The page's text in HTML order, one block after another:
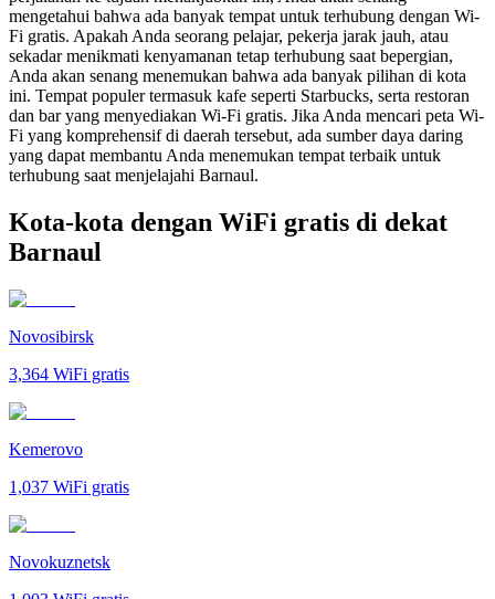
mengetahui bahwa ada banyak tempat untuk terhubung dengan Wi-
Fi gratis. Apakah Anda seorang pelajar, pekerja jarak jauh, atau
sekadar menikmati kenyamanan tetap terhubung saat bepergian,
Anda akan senang menemukan bahwa ada banyak pilihan di kota
ini. Tempat populer termasuk kafe seperti Starbucks, serta restoran
dan bar yang menyediakan Wi-Fi gratis. Jika Anda mencari peta Wi-
Fi yang komprehensif di daerah tersebut, ada sumber daya daring
yang dapat membantu Anda menemukan tempat terbaik untuk
terhubung saat menjelajahi Barnaul.
Kota-kota dengan WiFi gratis di dekat
Barnaul
Novosibirsk
3,364 WiFi gratis
Kemerovo
1,037 WiFi gratis
Novokuznetsk